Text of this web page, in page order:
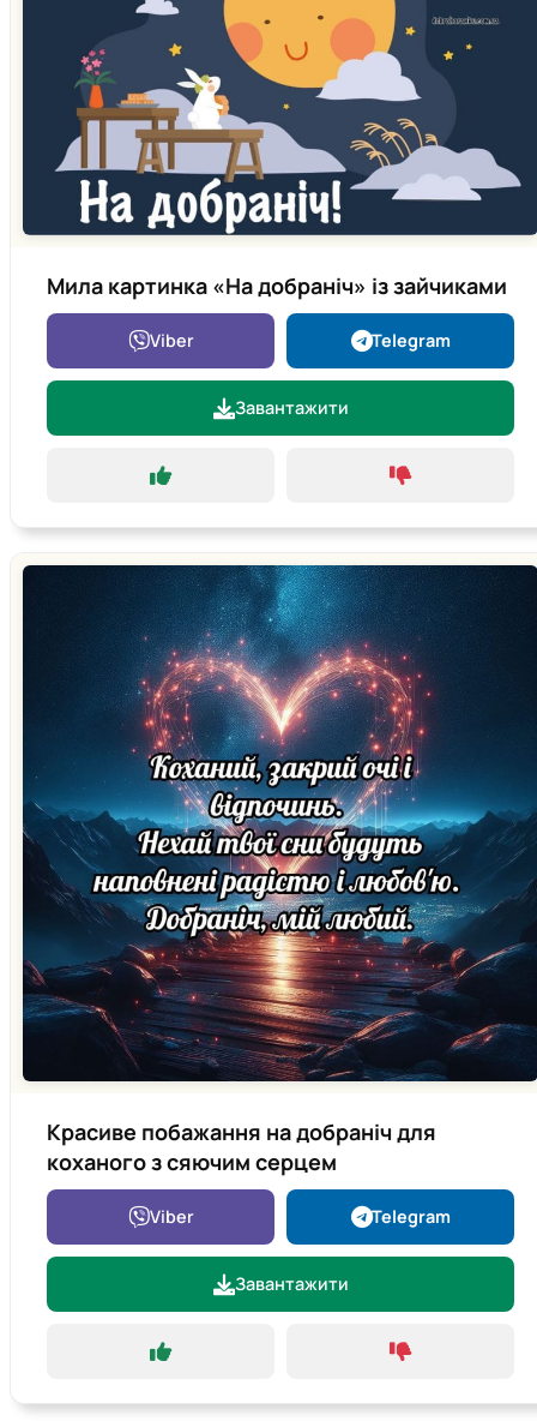
Мила картинка «На добраніч» із зайчиками
Viber Telegram
Завантажити
Красиве побажання на добраніч для
коханого з сяючим серцем
Viber Telegram
Завантажити